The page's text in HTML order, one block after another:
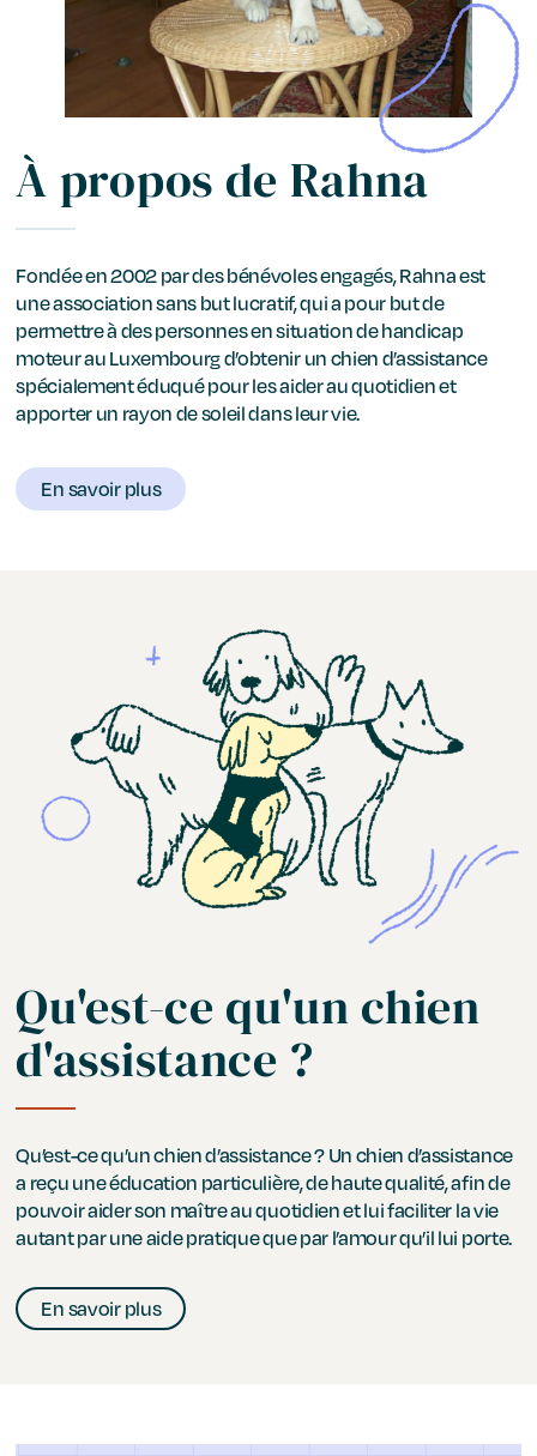
À propos de Rahna
Fondée en 2002 par des bénévoles engagés, Rahna est
une association sans but lucratif, qui a pour but de
permettre à des personnes en situation de handicap
moteur au Luxembourg d’obtenir un chien d’assistance
spécialement éduqué pour les aider au quotidien et
apporter un rayon de soleil dans leur vie.
En savoir plus
Qu'est-ce qu'un chien
d'assistance ?
Qu’est-ce qu’un chien d’assistance ? Un chien d’assistance
a reçu une éducation particulière, de haute qualité, afin de
pouvoir aider son maître au quotidien et lui faciliter la vie
autant par une aide pratique que par l’amour qu’il lui porte.
En savoir plus